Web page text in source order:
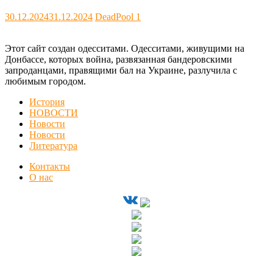
30.12.202431.12.2024 DeadPool 1
Этот сайт создан одесситами. Одесситами, живущими на
Донбассе, которых война, развязанная бандеровскими
запроданцами, правящими бал на Украине, разлучила с
любимым городом.
История
НОВОСТИ
Новости
Новости
Литература
Контакты
О нас